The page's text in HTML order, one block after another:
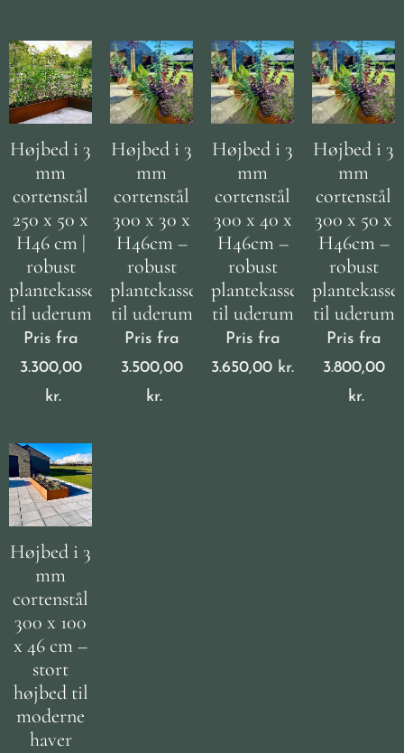
Højbed i 3
mm
cortenstål
250 x 50 x
H46 cm |
robust
plantekasse
til uderum
Pris fra
3.300,00
kr.
Højbed i 3
mm
cortenstål
300 x 30 x
H46cm –
robust
plantekasse
til uderum
Pris fra
3.500,00
kr.
Højbed i 3
mm
cortenstål
300 x 40 x
H46cm –
robust
plantekasse
til uderum
Pris fra
3.650,00 kr.
Højbed i 3
mm
cortenstål
300 x 50 x
H46cm –
robust
plantekasse
til uderum
Pris fra
3.800,00
kr.
Højbed i 3
mm
cortenstål
300 x 100
x 46 cm –
stort
højbed til
moderne
haver